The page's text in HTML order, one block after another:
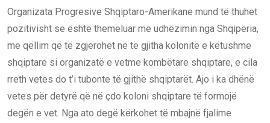
Organizata Progresive Shqiptaro-Amerikane mund të thuhet
pozitivisht se është themeluar me udhëzimin nga Shqipëria,
me qëllim që të zgjerohet në të gjitha kolonitë e këtushme
shqiptare si organizatë e vetme kombëtare shqiptare, e cila
rreth vetes do t’i tubonte të gjithë shqiptarët. Ajo i ka dhënë
vetes për detyrë që në çdo koloni shqiptare të formojë
degën e vet. Nga ato degë kërkohet të mbajnë fjalime